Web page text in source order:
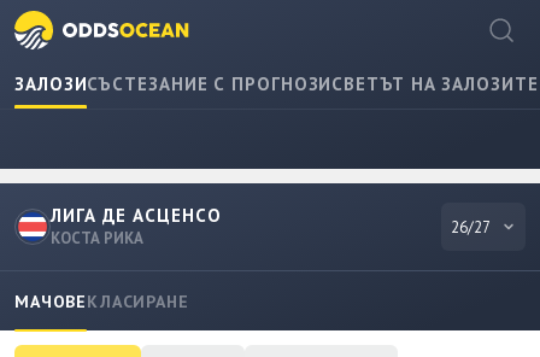
ЗАЛОЗИСЪСТЕЗАНИЕ С ПРОГНОЗИСВЕТЪТ НА ЗАЛОЗИТЕ
ЛИГА ДЕ АСЦЕНСО
КОСТА РИКА
26/27
МАЧОВЕКЛАСИРАНЕ